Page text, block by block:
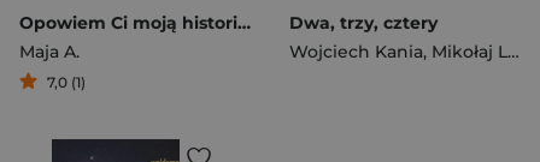
Opowiem Ci moją historię wersja rozszerzona
Maja A.
7,0 (1)
Dwa, trzy, cztery
Wojciech Kania, Mikołaj Lankamer